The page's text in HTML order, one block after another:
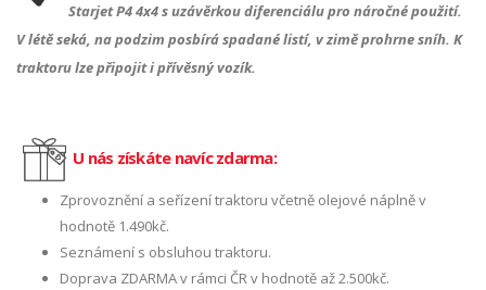
Starjet P4 4x4 s uzávěrkou diferenciálu pro náročné použití.
V létě seká, na podzim posbírá spadané listí, v zimě prohrne sníh. K
traktoru lze připojit i přívěsný vozík.
U nás získáte navíc zdarma:
Zprovoznění a seřízení traktoru včetně olejové náplně v
hodnotě 1.490kč.
Seznámení s obsluhou traktoru.
Doprava ZDARMA v rámci ČR v hodnotě až 2.500kč.